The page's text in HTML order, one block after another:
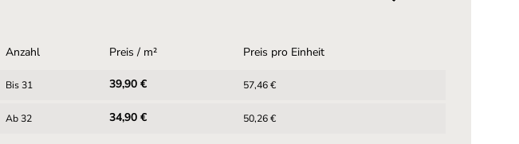
Anzahl Preis / m² Preis pro Einheit
Bis31 39,90 € 57,46 €
Ab32 34,90 € 50,26 €